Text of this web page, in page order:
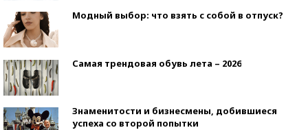
Модный выбор: что взять с собой в отпуск?
Самая трендовая обувь лета – 2026
Знаменитости и бизнесмены, добившиеся
успеха со второй попытки